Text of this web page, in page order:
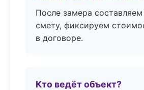
После замера
смету, фиксируем
в договоре.
Кто ведёт объект?